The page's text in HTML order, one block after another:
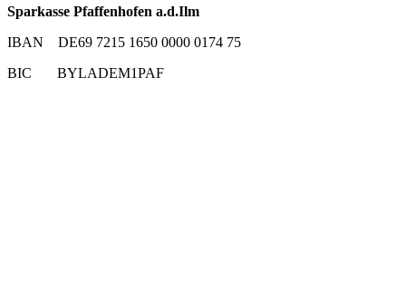
Sparkasse Pfaffenhofen a.d.Ilm
IBAN DE69 7215 1650 0000 0174 75
BIC BYLADEM1PAF